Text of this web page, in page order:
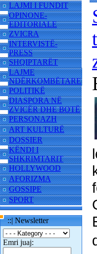
LAJMI I FUNDIT
OPINONE-
EDITORIALE
ZVICRA
INTERVISTË-
PRESS
SHQIPTARËT
LAJME
NDËRKOMBËTARE
POLITIKË
DIASPORA NË
ZVICËR DHE BOTË
PERSONAZH
ART KULTURË
DOSSIER
KËNDI I
SHKRIMTARIT
HOLLYWOOD
AFORIZMA
GOSSIPE
SPORT
::| Newsletter
Emri juaj: